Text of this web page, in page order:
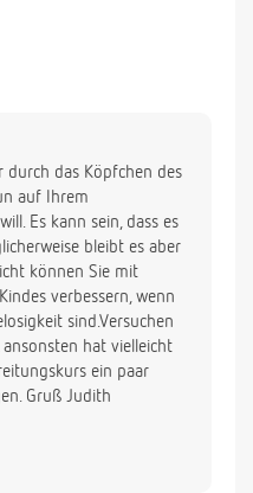
durch das Köpfchen des
auf Ihrem
Es kann sein, dass es
bleibt es aber
können Sie mit
verbessern, wenn
sind.Versuchen
hat vielleicht
ein paar
Gruß Judith